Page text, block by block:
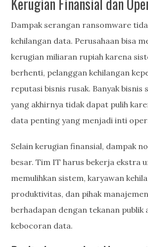
Dampak serangan ransomware
kehilangan data. Perusahaan bisa
kerugian miliaran rupiah karena
berhenti, pelanggan kehilangan
reputasi bisnis rusak. Banyak bisnis
yang akhirnya tidak dapat pulih
data penting yang menjadi inti
Selain kerugian finansial, dampak
besar. Tim IT harus bekerja ekstra
memulihkan sistem, karyawan
produktivitas, dan pihak
berhadapan dengan tekanan publik
kebocoran data.